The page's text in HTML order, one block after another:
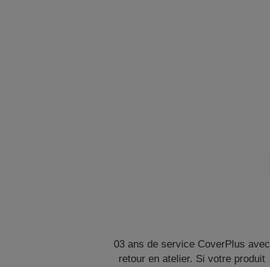
03 ans de service CoverPlus avec
retour en atelier. Si votre produit